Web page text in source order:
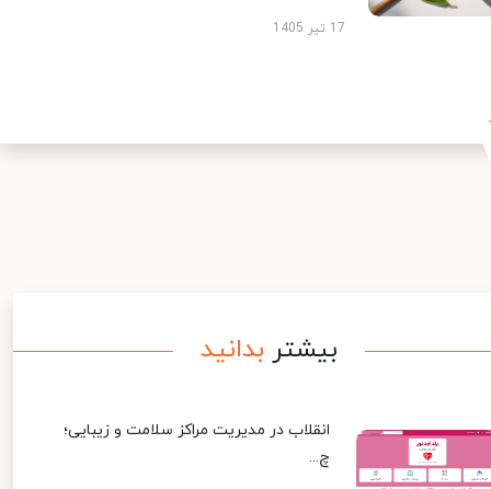
17 تیر 1405
بیشتر بدانید
انقلاب در مدیریت مراکز سلامت و زیبایی؛
چ...